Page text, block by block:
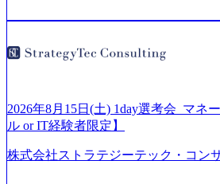
業、通信業界に強みがあり、ヘルス
く予定 インセンティブ支給という他
始～ 2026年8月7日(金) 16:00 ※枠が
ご応募いただいてもご対応できない
だいたご応募者様については、1day
ご案内とさせていただきます ● 面接
についてご連絡させていただきます
2026年8月15日(土) 1day選考会_マネ
ル or IT経験者限定】
株式会社ストラテジーテック・コン